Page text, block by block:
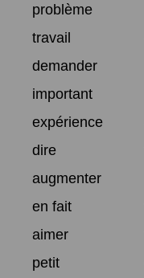
problème
travail
demander
important
expérience
dire
augmenter
en fait
aimer
petit